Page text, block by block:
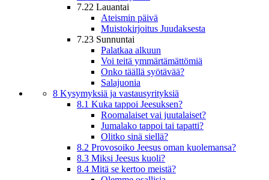
7.22 Lauantai
Ateismin päivä
Muistokirjoitus Juudaksesta
7.23 Sunnuntai
Palatkaa alkuun
Voi teitä ymmärtämättömiä
Onko täällä syötävää?
Salajuonia
8 Kysymyksiä ja vastausyrityksiä
8.1 Kuka tappoi Jeesuksen?
Roomalaiset vai juutalaiset?
Jumalako tappoi tai tapatti?
Olitko sinä siellä?
8.2 Provosoiko Jeesus oman kuolemansa?
8.3 Miksi Jeesus kuoli?
8.4 Mitä se kertoo meistä?